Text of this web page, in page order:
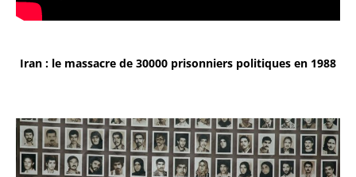
Iran : le massacre de 30000 prisonniers politiques en 1988